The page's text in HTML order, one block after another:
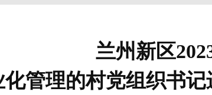
兰州新区
化管理的村党组织书